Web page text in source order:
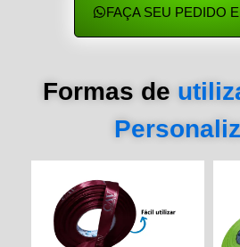
FAÇA SEU PEDIDO
Formas de